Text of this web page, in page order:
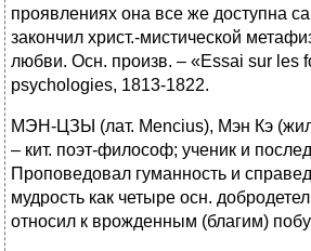
проявлениях она все же доступна
закончил христ.-мистической
любви. Осн. произв. – «Essai sur les
psychologies, 1813-1822.
МЭН-ЦЗЫ (лат. Mencius), Мэн Кэ
– кит. поэт-философ; ученик и
Проповедовал гуманность и
мудрость как четыре осн.
относил к врожденным (благим)